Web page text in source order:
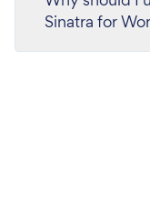
Sinatra for